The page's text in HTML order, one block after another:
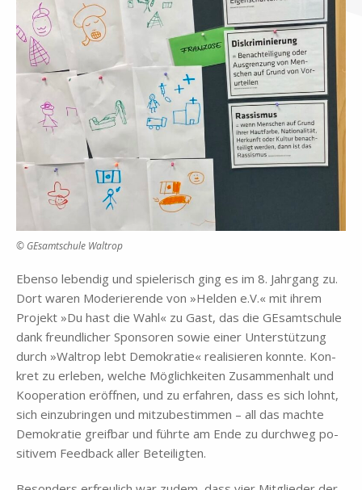
© GE­samt­schu­le Wal­trop
Eben­so le­ben­dig und spie­le­risch ging es im 8. Jahr­gang zu.
Dort wa­ren Mo­de­rie­ren­de von »Hel­den e.V.« mit ih­rem
Pro­jekt »Du hast die Wahl« zu Gast, das die GE­samt­schu­le
dank freund­li­cher Spon­so­ren so­wie ei­ner Un­ter­stüt­zung
durch »Wal­trop lebt De­mo­kra­tie« rea­li­sie­ren konn­te. Kon­
kret zu er­le­ben, wel­che Mög­lich­kei­ten Zu­sam­men­halt und
Ko­ope­ra­ti­on er­öff­nen, und zu er­fah­ren, dass es sich lohnt,
sich ein­zu­brin­gen und mit­zu­be­stim­men – all das mach­te
De­mo­kra­tie greif­bar und führ­te am Ende zu durch­weg po­
si­ti­vem Feed­back al­ler Be­tei­lig­ten.